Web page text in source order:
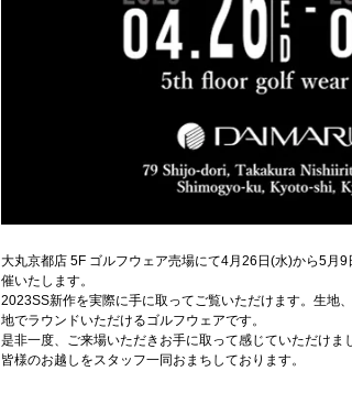
大丸京都店 5F ゴルフウェア売場にて4月26日(水)から5月
催いたします。
2023SS新作を実際に手に取ってご覧いただけます。生地
地でラウンドいただけるゴルフウェアです。
是非一度、ご来場いただきお手に取って感じていただけま
皆様のお越しをスタッフ一同おまちしております。